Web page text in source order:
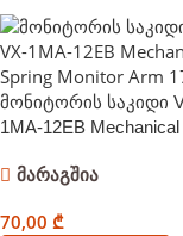
მონიტორის საკიდი
1MA-12EB
მარაგშია
70,00 ₾